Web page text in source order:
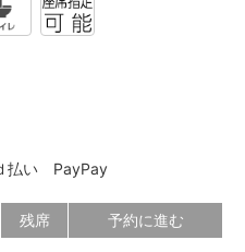
払い PayPay
残席 予約に進む